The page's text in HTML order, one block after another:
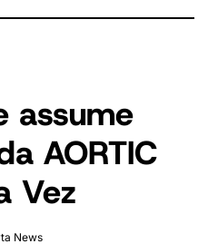
assume
AORTIC
Vez
News